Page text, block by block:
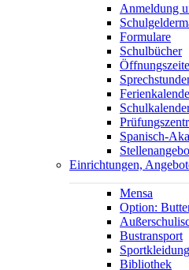
Anmeldung
Formulare
Schulbücher
Spanisch-
Einrichtungen,
Mensa
Option:
Bustransport
Bibliothek